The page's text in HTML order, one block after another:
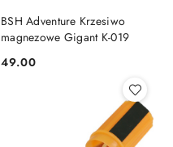
BSH Adventure Krzesiwo
magnezowe Gigant K-019
Cena:
49.00